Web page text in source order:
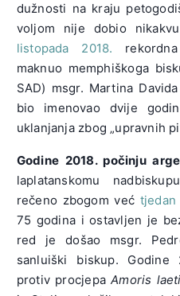
dužnosti na kraju
voljom nije dobio
listopada 2018.
maknuo memphiškoga
SAD) msgr. Martina
bio imenovao dvije
uklanjanja zbog „upravnih
Godine 2018. počinju
laplatanskomu
rečeno zbogom već tjedan
75 godina i ostavljen je
red je došao msgr.
sanluiški biskup. Godine
protiv procjepaAmoris